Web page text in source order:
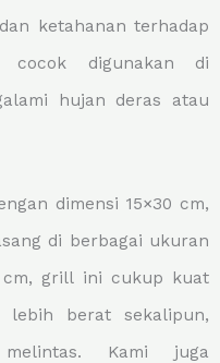
ketahanan terhadap
cocok digunakan di
hujan deras atau
dimensi 15×30 cm,
di berbagai ukuran
cm, grill ini cukup kuat
lebih berat sekalipun,
Kami juga